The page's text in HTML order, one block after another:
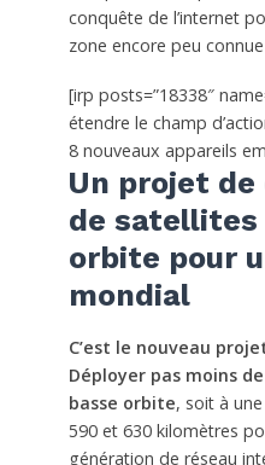
conquête de l’internet
zone encore peu connue
[irp posts=”18338″
étendre le champ
8 nouveaux appareils
Un projet
de satellites
orbite pour
mondial
C’est le nouveau
Déployer pas moins
basse orbite, soit à
590 et 630 kilomètres
génération de réseau